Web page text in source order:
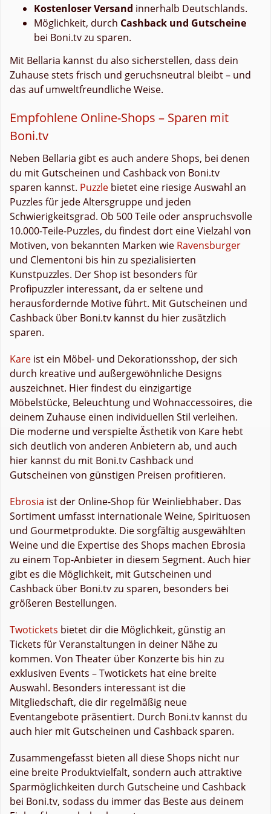
Kostenloser Versand innerhalb Deutschlands.
Möglichkeit, durch Cashback und Gutscheine
bei Boni.tv zu sparen.
Mit Bellaria kannst du also sicherstellen, dass dein
Zuhause stets frisch und geruchsneutral bleibt – und
das auf umweltfreundliche Weise.
Empfohlene Online-Shops – Sparen mit
Boni.tv
Neben Bellaria gibt es auch andere Shops, bei denen
du mit Gutscheinen und Cashback von Boni.tv
sparen kannst. Puzzle bietet eine riesige Auswahl an
Puzzles für jede Altersgruppe und jeden
Schwierigkeitsgrad. Ob 500 Teile oder anspruchsvolle
10.000-Teile-Puzzles, du findest dort eine Vielzahl von
Motiven, von bekannten Marken wie Ravensburger
und Clementoni bis hin zu spezialisierten
Kunstpuzzles. Der Shop ist besonders für
Profipuzzler interessant, da er seltene und
herausfordernde Motive führt. Mit Gutscheinen und
Cashback über Boni.tv kannst du hier zusätzlich
sparen.
Kare ist ein Möbel- und Dekorationsshop, der sich
durch kreative und außergewöhnliche Designs
auszeichnet. Hier findest du einzigartige
Möbelstücke, Beleuchtung und Wohnaccessoires, die
deinem Zuhause einen individuellen Stil verleihen.
Die moderne und verspielte Ästhetik von Kare hebt
sich deutlich von anderen Anbietern ab, und auch
hier kannst du mit Boni.tv Cashback und
Gutscheinen von günstigen Preisen profitieren.
Ebrosia ist der Online-Shop für Weinliebhaber. Das
Sortiment umfasst internationale Weine, Spirituosen
und Gourmetprodukte. Die sorgfältig ausgewählten
Weine und die Expertise des Shops machen Ebrosia
zu einem Top-Anbieter in diesem Segment. Auch hier
gibt es die Möglichkeit, mit Gutscheinen und
Cashback über Boni.tv zu sparen, besonders bei
größeren Bestellungen.
Twotickets bietet dir die Möglichkeit, günstig an
Tickets für Veranstaltungen in deiner Nähe zu
kommen. Von Theater über Konzerte bis hin zu
exklusiven Events – Twotickets hat eine breite
Auswahl. Besonders interessant ist die
Mitgliedschaft, die dir regelmäßig neue
Eventangebote präsentiert. Durch Boni.tv kannst du
auch hier mit Gutscheinen und Cashback sparen.
Zusammengefasst bieten all diese Shops nicht nur
eine breite Produktvielfalt, sondern auch attraktive
Sparmöglichkeiten durch Gutscheine und Cashback
bei Boni.tv, sodass du immer das Beste aus deinem